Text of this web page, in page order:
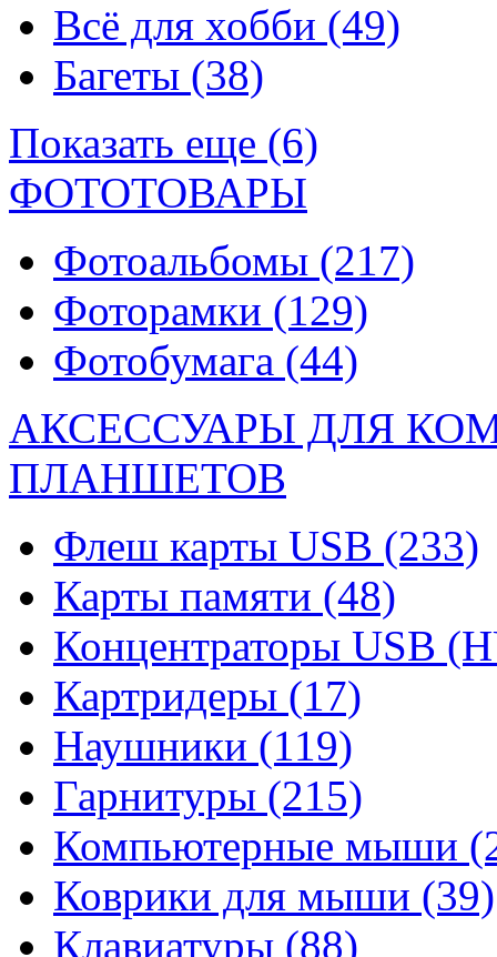
Всё для хобби (49)
Багеты (38)
Показать еще (6)
ФОТОТОВАРЫ
Фотоальбомы (217)
Фоторамки (129)
Фотобумага (44)
АКСЕССУАРЫ ДЛЯ
ПЛАНШЕТОВ
Флеш карты USB (233)
Карты памяти (48)
Концентраторы USB
Картридеры (17)
Наушники (119)
Гарнитуры (215)
Компьютерные мыши
Коврики для мыши (39)
Клавиатуры (88)